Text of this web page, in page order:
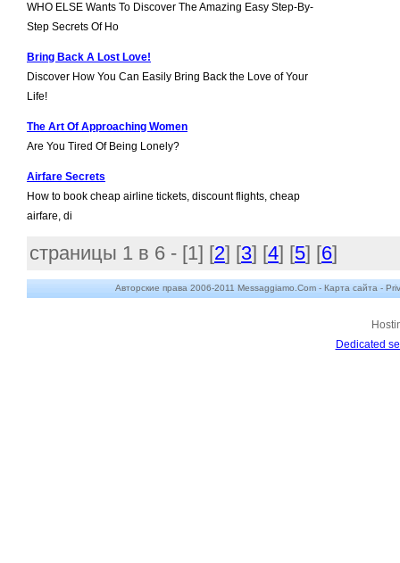
WHO ELSE Wants To Discover The Amazing Easy Step-By-
Step Secrets Of Ho
Bring Back A Lost Love!
Discover How You Can Easily Bring Back the Love of Your
Life!
The Art Of Approaching Women
Are You Tired Of Being Lonely?
Airfare Secrets
How to book cheap airline tickets, discount flights, cheap
airfare, di
страницы 1 в 6 - [1] [2] [3] [4] [5] [6]
Авторские права 2006-2011 Messaggiamo.Com - Карта сайта -
Dedicated